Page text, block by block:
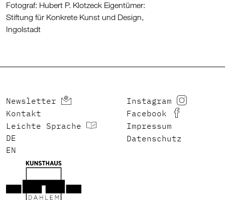
Fotograf: Hubert P. Klotzeck Eigentümer:
Stiftung für Konkrete Kunst und Design,
Ingolstadt
Newsletter
Kontakt
Leichte Sprache
DEUTSCH
ENGLISH
Instagram
Facebook
Impressum
Datenschutz